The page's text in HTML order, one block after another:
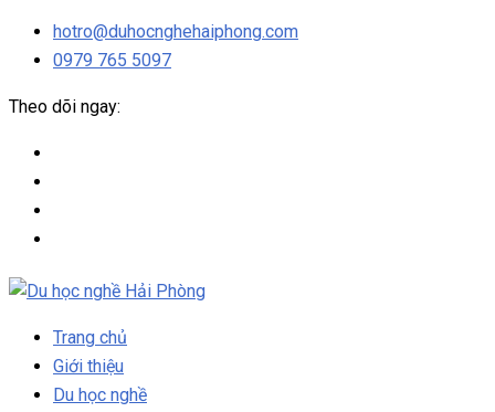
hotro@duhocnghehaiphong.com
0979 765 5097
Theo dõi ngay:
Trang chủ
Giới thiệu
Du học nghề